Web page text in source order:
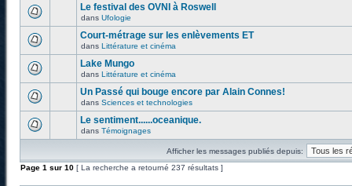
Le festival des OVNI à Roswell
dans Ufologie
Court-métrage sur les enlèvements ET
dans Littérature et cinéma
Lake Mungo
dans Littérature et cinéma
Un Passé qui bouge encore par Alain Connes!
dans Sciences et technologies
Le sentiment......oceanique.
dans Témoignages
Afficher les messages publiés depuis:
Page 1 sur 10 [ La recherche a retourné 237 résultats ]